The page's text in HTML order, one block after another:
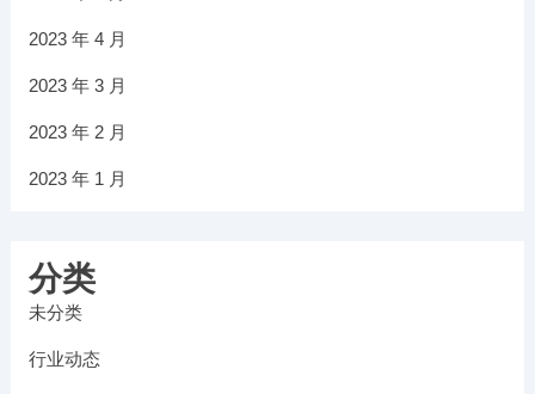
2023 年 4 月
2023 年 3 月
2023 年 2 月
2023 年 1 月
分类
未分类
行业动态